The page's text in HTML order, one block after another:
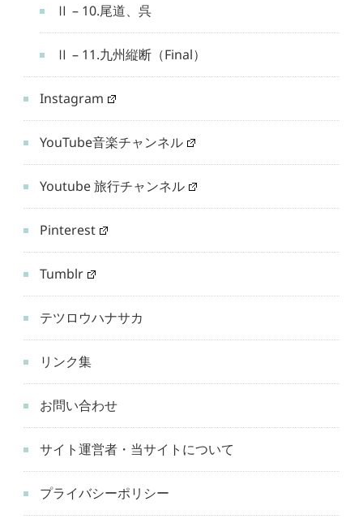
Ⅱ – 10.尾道、呉
Ⅱ – 11.九州縦断（Final）
Instagram
YouTube音楽チャンネル
Youtube 旅行チャンネル
Pinterest
Tumblr
テツロウハナサカ
リンク集
お問い合わせ
サイト運営者・当サイトについて
プライバシーポリシー